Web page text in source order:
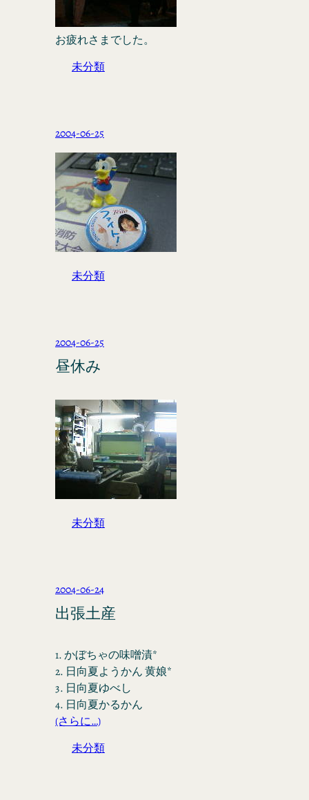
お疲れさまでした。
未分類
2004-06-25
未分類
2004-06-25
昼休み
未分類
2004-06-24
出張土産
1. かぼちゃの味噌漬*
2. 日向夏ようかん 黄娘*
3. 日向夏ゆべし
4. 日向夏かるかん
(さらに…)
未分類